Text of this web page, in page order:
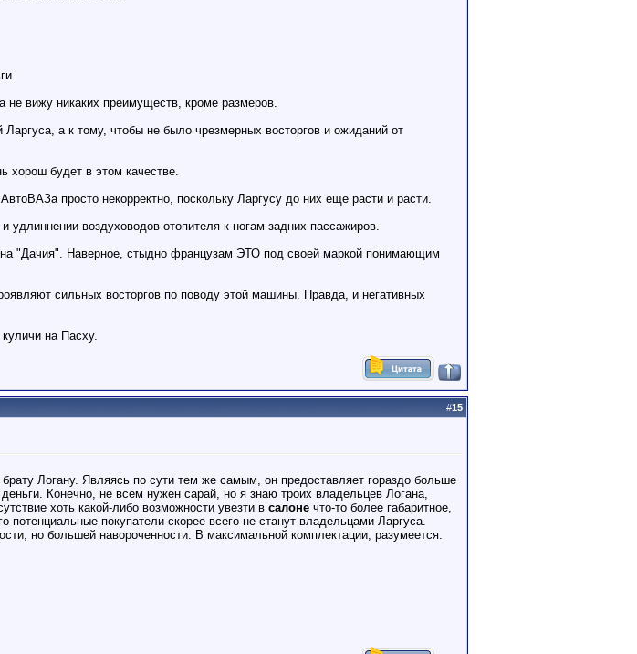
не вижу никаких преимуществ, кроме размеров.
а к тому, чтобы не было чрезмерных восторгов и ожиданий от
хорош будет в этом качестве.
просто некорректно, поскольку Ларгусу до них еще расти и расти.
удлиннении воздуховодов отопителя к ногам задних пассажиров.
"Дачия". Наверное, стыдно французам ЭТО под своей маркой понимающим
сильных восторгов по поводу этой машины. Правда, и негативных
на Пасху.
#15
Логану. Являясь по сути тем же самым, он предоставляет гораздо больше
Конечно, не всем нужен сарай, но я знаю троих владельцев Логана,
хоть какой-либо возможности увезти в салоне что-то более габаритное,
покупатели скорее всего не станут владельцами Ларгуса.
но большей навороченности. В максимальной комплектации, разумеется.